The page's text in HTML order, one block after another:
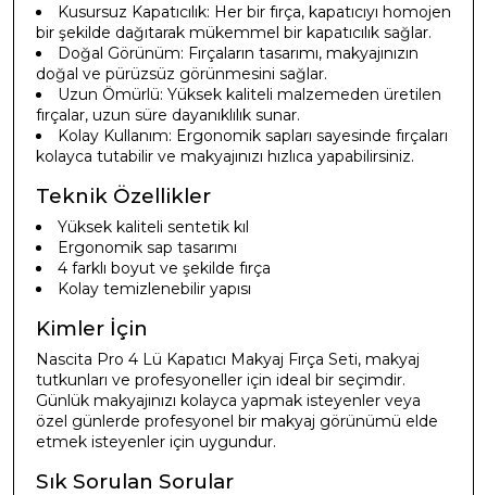
Kusursuz Kapatıcılık: Her bir fırça, kapatıcıyı homojen
bir şekilde dağıtarak mükemmel bir kapatıcılık sağlar.
Doğal Görünüm: Fırçaların tasarımı, makyajınızın
doğal ve pürüzsüz görünmesini sağlar.
Uzun Ömürlü: Yüksek kaliteli malzemeden üretilen
fırçalar, uzun süre dayanıklılık sunar.
Kolay Kullanım: Ergonomik sapları sayesinde fırçaları
kolayca tutabilir ve makyajınızı hızlıca yapabilirsiniz.
Teknik Özellikler
Yüksek kaliteli sentetik kıl
Ergonomik sap tasarımı
4 farklı boyut ve şekilde fırça
Kolay temizlenebilir yapısı
Kimler İçin
Nascita Pro 4 Lü Kapatıcı Makyaj Fırça Seti, makyaj
tutkunları ve profesyoneller için ideal bir seçimdir.
Günlük makyajınızı kolayca yapmak isteyenler veya
özel günlerde profesyonel bir makyaj görünümü elde
etmek isteyenler için uygundur.
Sık Sorulan Sorular